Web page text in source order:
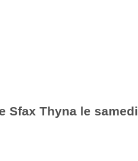
Sfax Thyna le samedi